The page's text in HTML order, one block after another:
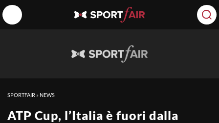
SPORTFAIR » NEWS
ATP Cup, l’Italia è fuori dalla